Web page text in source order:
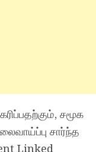
சமூக
சார்ந்த